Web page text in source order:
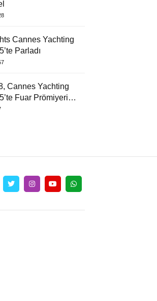
Cannes Yachting
Parladı
Cannes Yachting
Fuar Prömiyerini